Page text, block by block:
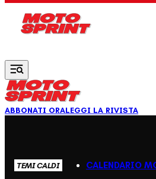
ABBONATI ORALEGGI LA RIVISTA
TEMI CALDI CALENDARIO